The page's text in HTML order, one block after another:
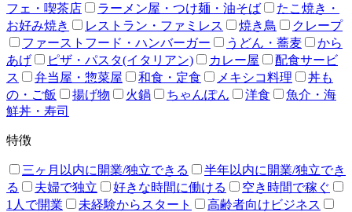
フェ・喫茶店
ラーメン屋・つけ麺・油そば
たこ焼き・
お好み焼き
レストラン・ファミレス 焼き鳥
クレープ
ファーストフード・ハンバーガー
うどん・蕎麦
から
あげ
ピザ・パスタ(イタリアン) カレー屋
配食サービ
ス
弁当屋・惣菜屋 和食・定食 メキシコ料理
丼も
の・ご飯
揚げ物 火鍋 ちゃんぽん 洋食
魚介・海
鮮丼・寿司
特徴
三ヶ月以内に開業/独立できる
半年以内に開業/独立でき
る
夫婦で独立 好きな時間に働ける
空き時間で稼ぐ
1人で開業
未経験からスタート
高齢者向けビジネス